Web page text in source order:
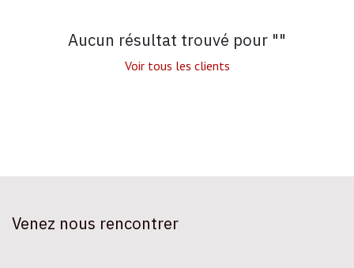
Aucun résultat trouvé pour ""
Voir tous les clients
Venez nous rencontrer